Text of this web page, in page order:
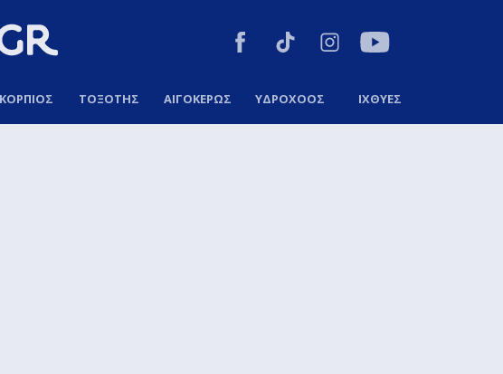
ΤΟΞΟΤΗΣ ΑΙΓΟΚΕΡΩΣ ΥΔΡΟΧΟΟΣ ΙΧΘΥΕΣ